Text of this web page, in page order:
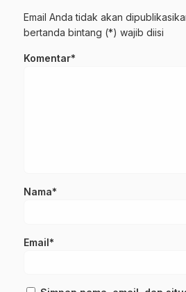
Email Anda tidak akan
bertanda bintang (*) wajib diisi
Komentar*
Nama*
Email*